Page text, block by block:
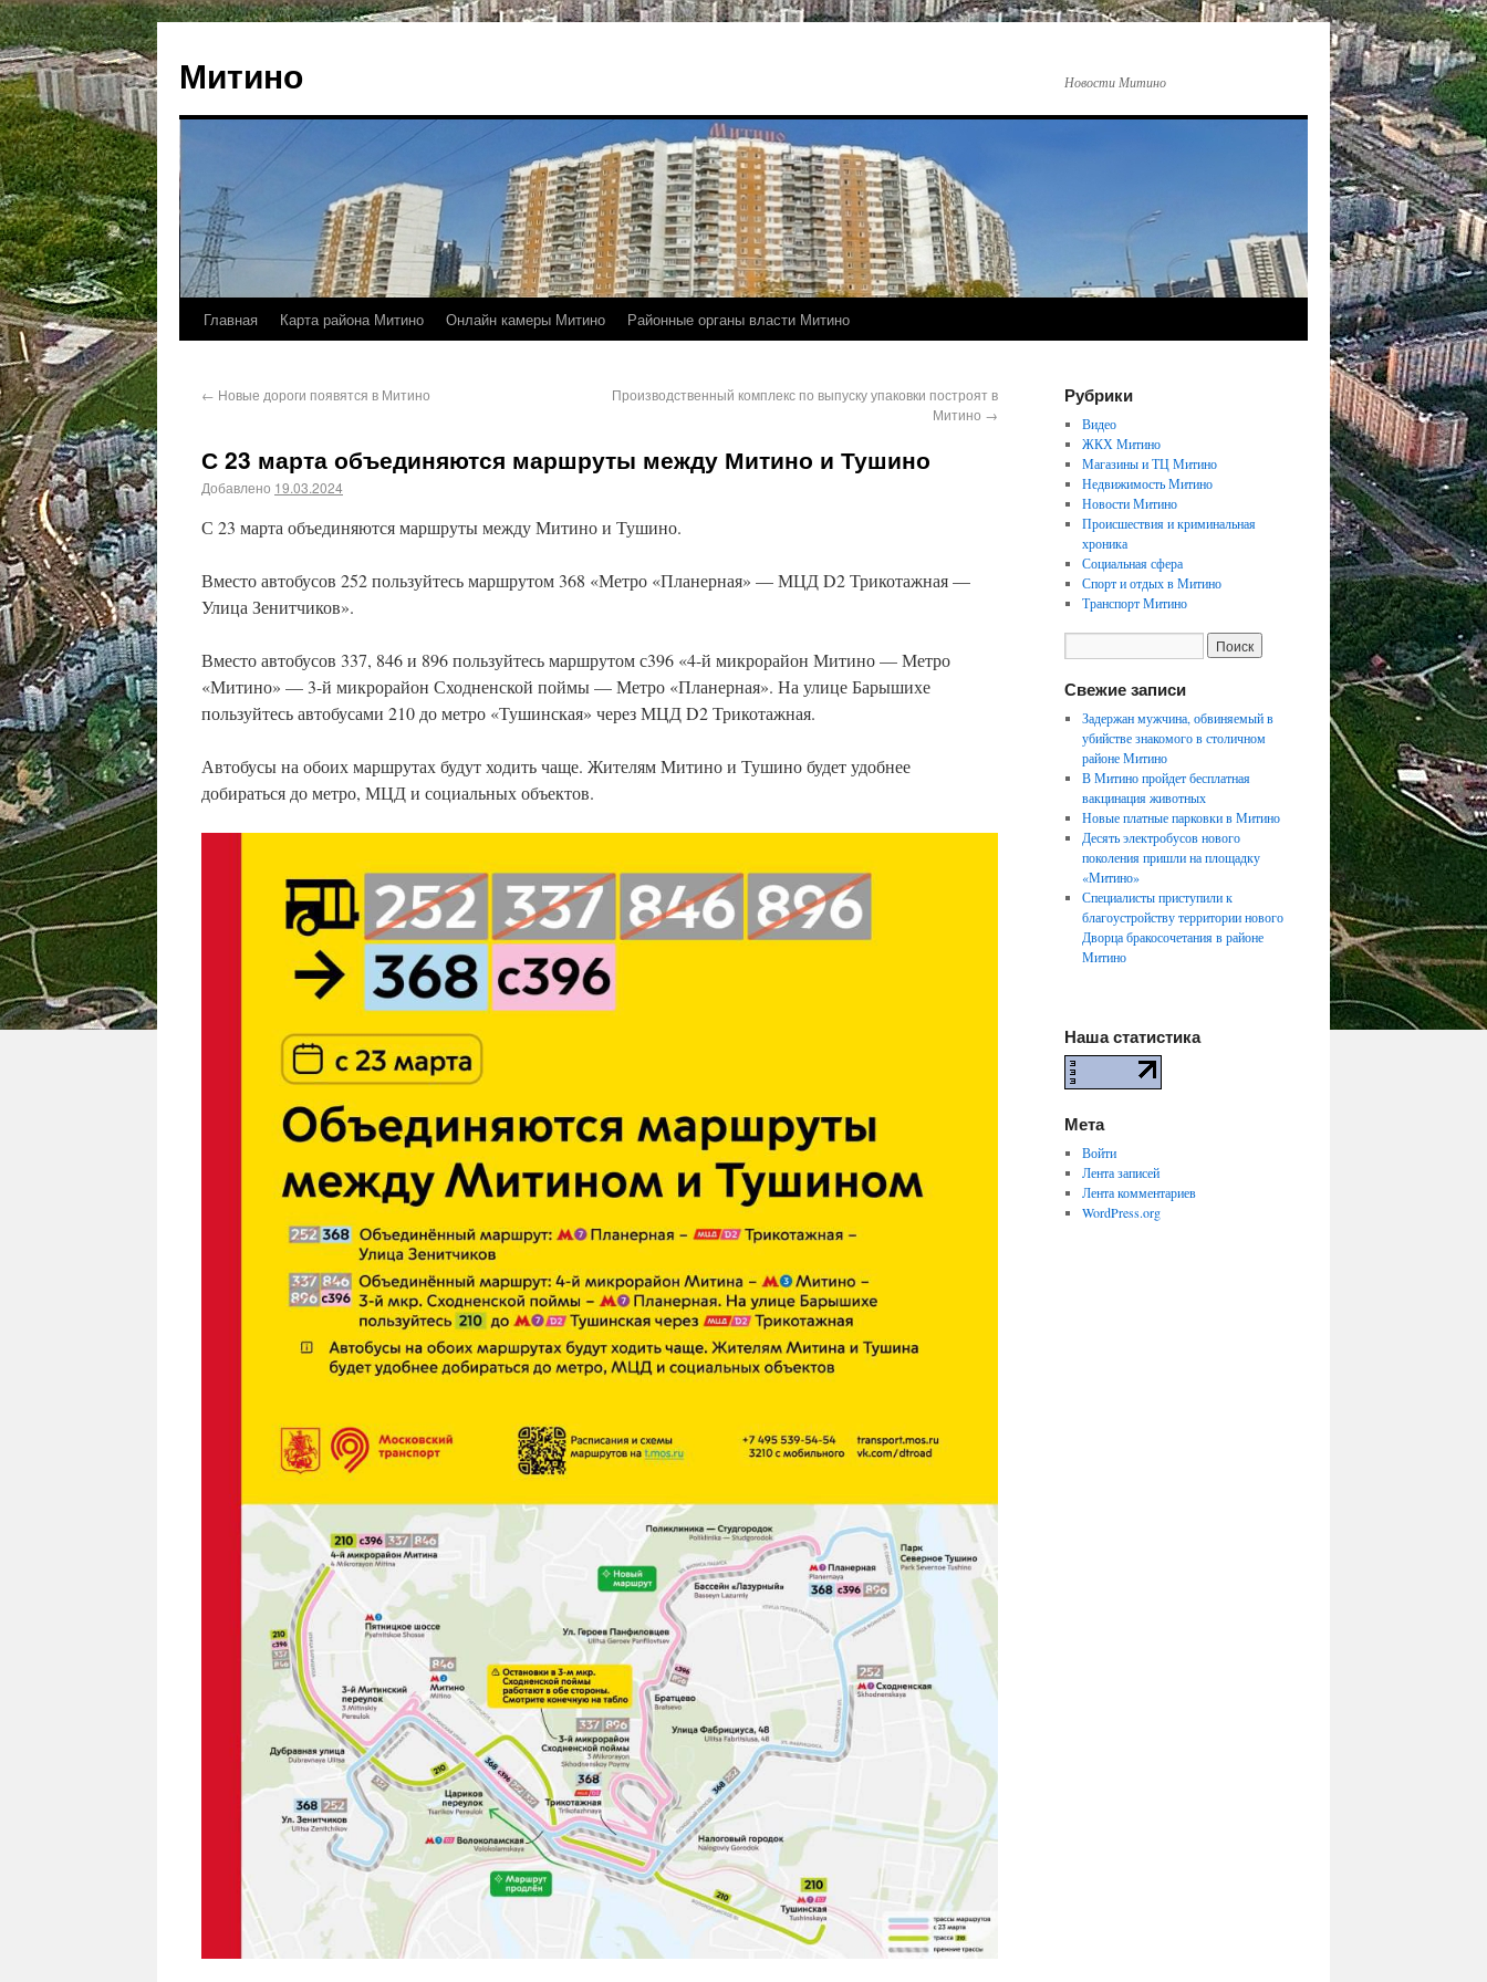
Митино Новости Митино
Главная Карта района Митино Онлайн камеры Митино Районные органы власти Митино
← Новые дороги появятся в Митино
Производственный комплекс по выпуску упаковки построят в
Митино →
С 23 марта объединяются маршруты между Митино и Тушино
Добавлено 19.03.2024
С 23 марта объединяются маршруты между Митино и Тушино.
Вместо автобусов 252 пользуйтесь маршрутом 368 «Метро «Планерная» — МЦД D2 Трикотажная —
Улица Зенитчиков».
Вместо автобусов 337, 846 и 896 пользуйтесь маршрутом с396 «4-й микрорайон Митино — Метро
«Митино» — 3-й микрорайон Сходненской поймы — Метро «Планерная». На улице Барышихе
пользуйтесь автобусами 210 до метро «Тушинская» через МЦД D2 Трикотажная.
Автобусы на обоих маршрутах будут ходить чаще. Жителям Митино и Тушино будет удобнее
добираться до метро, МЦД и социальных объектов.
Рубрики
Видео
ЖКХ Митино
Магазины и ТЦ Митино
Недвижимость Митино
Новости Митино
Происшествия и криминальная
хроника
Социальная сфера
Спорт и отдых в Митино
Транспорт Митино
Свежие записи
Задержан мужчина, обвиняемый в
убийстве знакомого в столичном
районе Митино
В Митино пройдет бесплатная
вакцинация животных
Новые платные парковки в Митино
Десять электробусов нового
поколения пришли на площадку
«Митино»
Специалисты приступили к
благоустройству территории нового
Дворца бракосочетания в районе
Митино
Наша статистика
Мета
Войти
Лента записей
Лента комментариев
WordPress.org